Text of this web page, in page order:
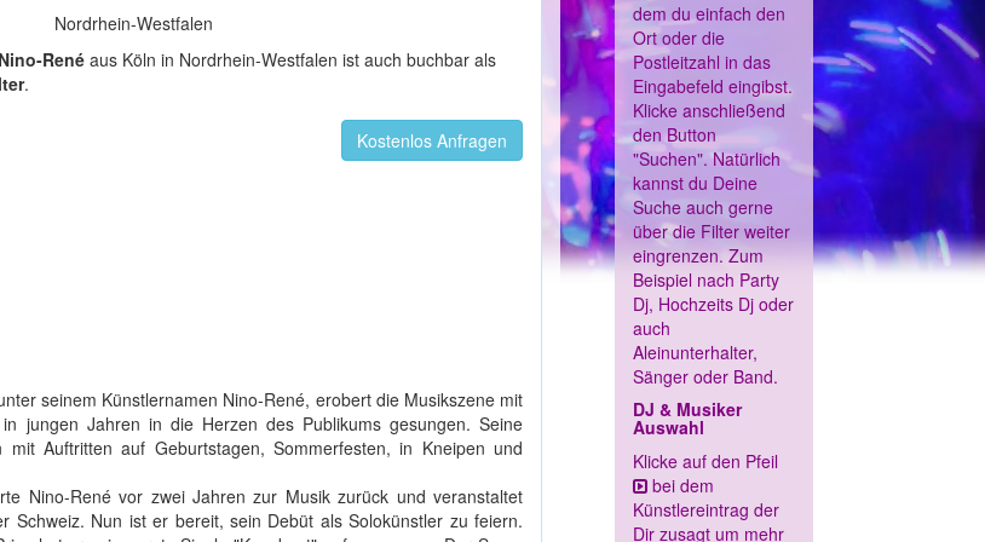
Nordrhein-Westfalen
Nino-Renéaus Köln in Nordrhein-Westfalen ist auch buchbar als
.
Kostenlos Anfragen
seinem Künstlernamen Nino-René, erobert die Musikszene mit
jungen Jahren in die Herzen des Publikums gesungen. Seine
Auftritten auf Geburtstagen, Sommerfesten, in Kneipen und
Nino-René vor zwei Jahren zur Musik zurück und veranstaltet
Schweiz. Nun ist er bereit, sein Debüt als Solokünstler zu feiern.
dem du einfach den
Ort oder die
Postleitzahl in das
Eingabefeld eingibst.
Klicke anschließend
den Button
"Suchen". Natürlich
kannst du Deine
Suche auch gerne
über die Filter weiter
eingrenzen. Zum
Beispiel nach Party
Dj, Hochzeits Dj oder
auch
Aleinunterhalter,
Sänger oder Band.
DJ & Musiker
Auswahl
Klicke auf den Pfeil
bei dem
Künstlereintrag der
Dir zusagt um mehr